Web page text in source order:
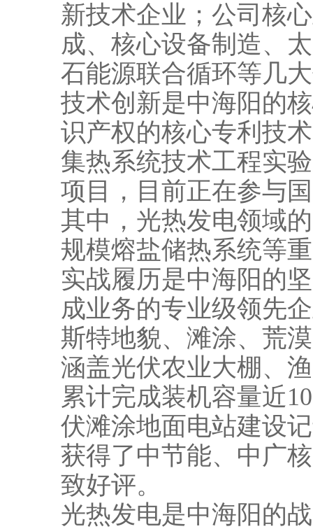
新技术企业；公司核
成、核心设备制造、
石能源联合循环等几
技术创新是中海阳的
识产权的核心专利技
集热系统技术工程实
项目，目前正在参与
其中，光热发电领域
规模熔盐储热系统等
实战履历是中海阳的
成业务的专业级领先
斯特地貌、滩涂、荒
涵盖光伏农业大棚、
累计完成装机容量近
伏滩涂地面电站建设
获得了中节能、中广
致好评。
光热发电是中海阳的